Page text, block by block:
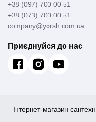
+38 (097) 700 00 51
+38 (073) 700 00 51
company@yorsh.com.ua
Приєднуйся до нас
Інтернет-магазин